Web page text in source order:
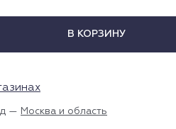
В КОРЗИНУ
— Москва и область